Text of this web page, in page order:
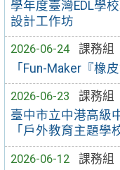
學年度臺灣EDL學
設計工作坊
2026-06-24
課務組
「Fun-Maker『橡
2026-06-23
課務組
臺中市立中港高級
「戶外教育主題學
2026-06-12
課務組